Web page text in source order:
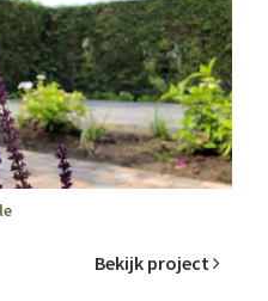
Bekijk project